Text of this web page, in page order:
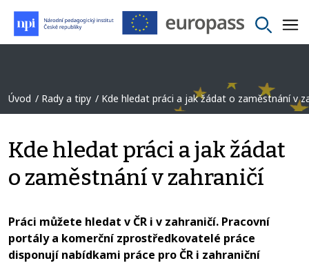
Úvod Rady a tipy Kde hledat práci a jak žádat o zaměstnání v
Kde hledat práci a jak žádat
o zaměstnání v zahraničí
Práci můžete hledat v ČR i v zahraničí. Pracovní
portály a komerční zprostředkovatelé práce
disponují nabídkami práce pro ČR i zahraniční